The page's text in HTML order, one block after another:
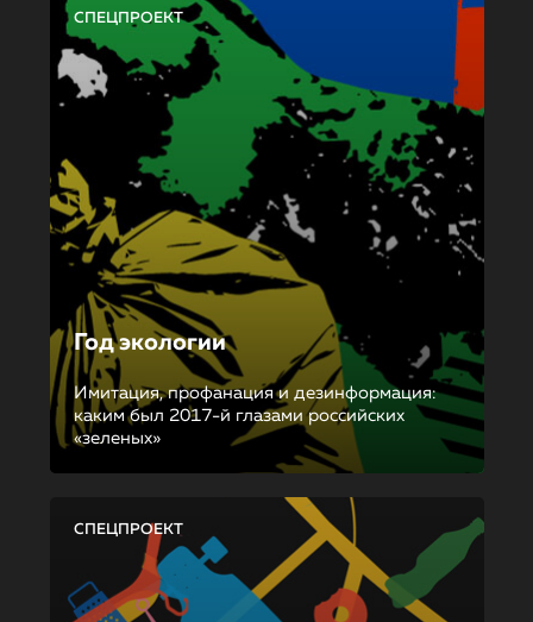
СПЕЦПРОЕКТ
Год экологии
Имитация, профанация и дезинформация:
каким был 2017-й глазами российских
«зеленых»
СПЕЦПРОЕКТ